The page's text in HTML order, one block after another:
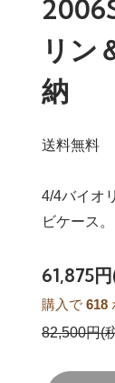
リン
納
送料無料
4/4バイオ
ビケース。
61,875
購入で 618
82,500円(